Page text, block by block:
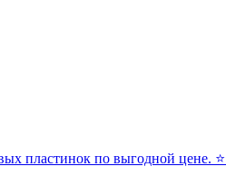
пластинок по выгодной цене.